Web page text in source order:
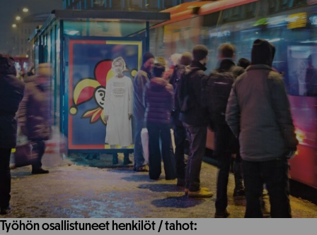
Työhön osallistuneet henkilöt / tahot: